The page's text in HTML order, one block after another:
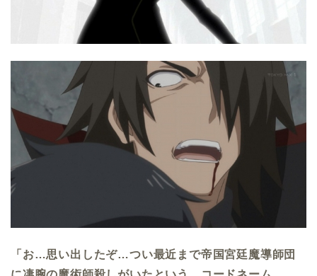
「お…思い出したぞ…つい最近まで帝国宮廷魔導師団